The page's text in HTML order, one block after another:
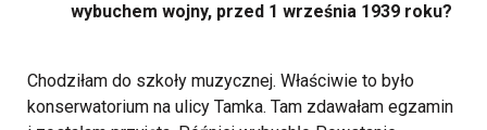
wybuchem wojny, przed 1 września 1939 roku?
Chodziłam do szkoły muzycznej. Właściwie to było
konserwatorium na ulicy Tamka. Tam zdawałam egzamin